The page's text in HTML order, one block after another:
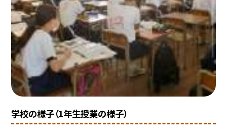
学校の様子（1年生授業の様子）